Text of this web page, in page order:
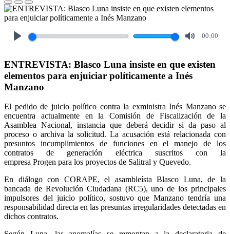
00:00
ENTREVISTA: Blasco Luna insiste en que existen
elementos para enjuiciar políticamente a Inés
Manzano
El pedido de juicio político contra la exministra Inés Manzano se
encuentra actualmente en la Comisión de Fiscalización de la
Asamblea Nacional, instancia que deberá decidir si da paso al
proceso o archiva la solicitud. La acusación está relacionada con
presuntos incumplimientos de funciones en el manejo de los
contratos de generación eléctrica suscritos con la
empresa Progen para los proyectos de Salitral y Quevedo.
En diálogo con CORAPE, el asambleísta Blasco Luna, de la
bancada de Revolución Ciudadana (RC5), uno de los principales
impulsores del juicio político, sostuvo que Manzano tendría una
responsabilidad directa en las presuntas irregularidades detectadas en
dichos contratos.